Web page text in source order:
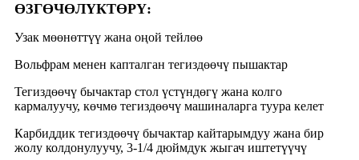
ӨЗГӨЧӨЛҮКТӨРҮ:
Узак мөөнөттүү жана оңой тейлөө
Вольфрам менен капталган тегиздөөчү пышактар
Тегиздөөчү бычактар ​​стол үстүндөгү жана колго
кармалуучу, көчмө тегиздөөчү машиналарга туура келет
Карбиддик тегиздөөчү бычактар ​​кайтарымдуу жана бир
жолу колдонулуучу, 3-1/4 дюймдук жыгач иштетүүчү